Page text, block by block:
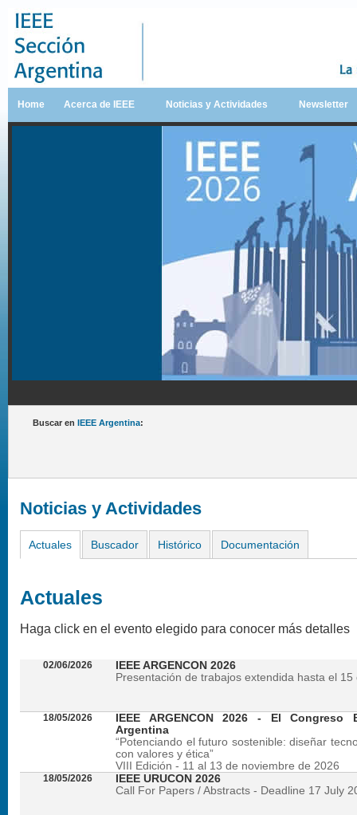
Home Acerca de IEEE Noticias y Actividades Newsletter
Buscar en IEEE Argentina:
Noticias y Actividades
Actuales Buscador Histórico Documentación
Actuales
Haga click en el evento elegido para conocer más detalles
02/06/2026
IEEE ARGENCON 2026
Presentación de trabajos extendida hasta el 15
18/05/2026
IEEE ARGENCON 2026 - El
Argentina
“Potenciando el futuro sostenible: diseñar
con valores y ética”
VIII Edición - 11 al 13 de noviembre de 2026
18/05/2026
IEEE URUCON 2026
Call For Papers / Abstracts - Deadline 17 July